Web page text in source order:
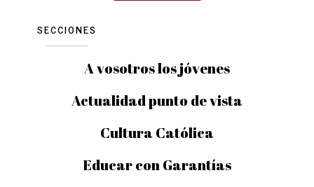
SECCIONES
A vosotros los jóvenes
Actualidad punto de vista
Cultura Católica
Educar con Garantías